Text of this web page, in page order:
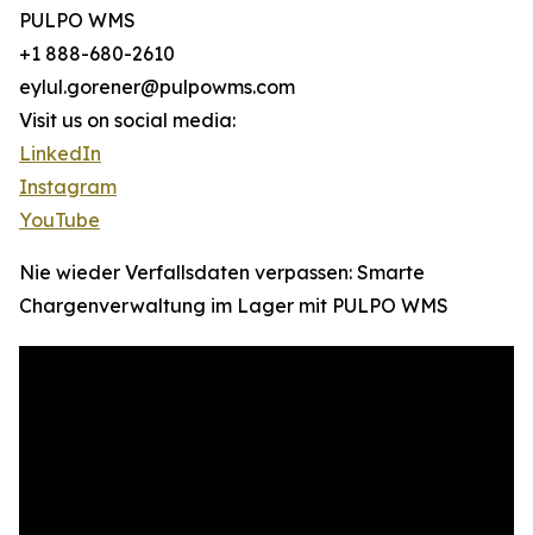
PULPO WMS
+1 888-680-2610
eylul.gorener@pulpowms.com
Visit us on social media:
LinkedIn
Instagram
YouTube
Nie wieder Verfallsdaten verpassen: Smarte
Chargenverwaltung im Lager mit PULPO WMS